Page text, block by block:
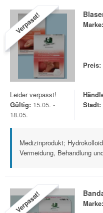
Verpasst! Marke:
Preis:
Leider verpasst!
Gültig: 15.05. -
18.05.
Stadt:
Medizinprodukt;
Vermeidung, Behandlung
Verpasst! Marke: